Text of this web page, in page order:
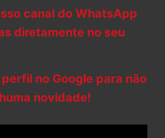
canal do WhatsApp
diretamente no seu
no Google para não
novidade!